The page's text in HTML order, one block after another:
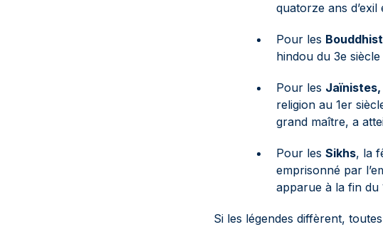
quatorze ans
Pour les
hindou du 3e
Pour les Jaïnistes,
religion au 1er
grand maître, a
Pour lesSikhs, la
emprisonné par
apparue à la fin du
Si les légendes diffèrent,